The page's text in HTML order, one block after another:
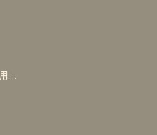
SHP OTOWA FAB STUDIO会員利用規約